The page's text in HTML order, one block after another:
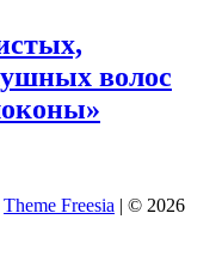
волос
Theme Freesia | © 2026